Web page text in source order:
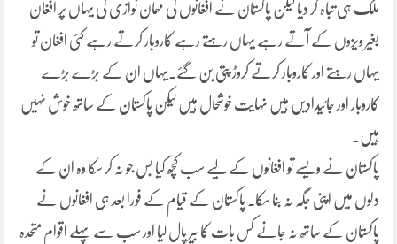
ملک ہی تباہ کر دیا لیکن پاکستان نے افغانوں کی مہمان نوازی کی یہاں پر افغان
بغیر ویزوں کے آتے رہے یہاں رہتے رہے کاروبار کرتے رہے کئی افغان تو
یہاں رہتے اور کاروبار کرتے کروڑ پتی بن گئے۔یہاں ان کے بڑے بڑے
کاروبار اور جائیدادیں ہیں نہایت خوشحال ہیں لیکن پاکستان کے ساتھ خوش نہیں
ہیں۔
پاکستان نے ویسے تو افغانوں کے لیے سب کچھ کیا بس جو نہ کر سکا وہ ان کے
دلوں میں اپنی جگہ نہ بنا سکا۔ پاکستان کے قیام کے فورا بعد ہی افغانوں نے
پاکستان کے ساتھ نہ جانے کس بات کا بیر پال لیا اور سب سے پہلے اقوام متحدہ